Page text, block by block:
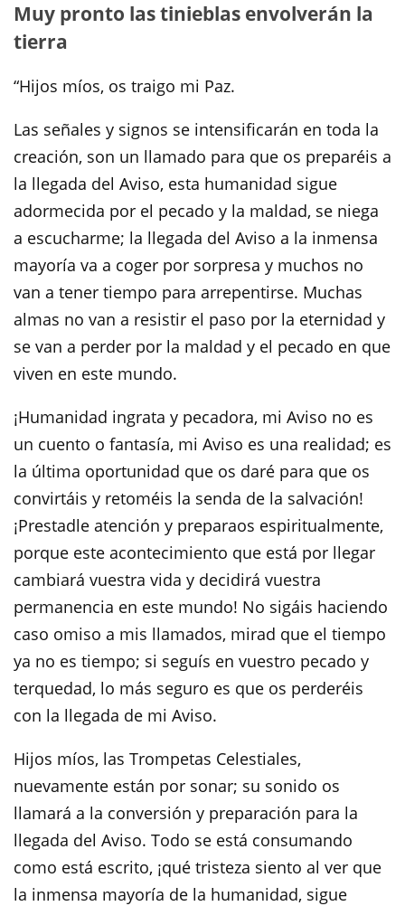
Muy pronto las tinieblas envolverán la
tierra
“Hijos míos, os traigo mi Paz.
Las señales y signos se intensificarán en toda la
creación, son un llamado para que os preparéis a
la llegada del Aviso, esta humanidad sigue
adormecida por el pecado y la maldad, se niega
a escucharme; la llegada del Aviso a la inmensa
mayoría va a coger por sorpresa y muchos no
van a tener tiempo para arrepentirse. Muchas
almas no van a resistir el paso por la eternidad y
se van a perder por la maldad y el pecado en que
viven en este mundo.
¡Humanidad ingrata y pecadora, mi Aviso no es
un cuento o fantasía, mi Aviso es una realidad; es
la última oportunidad que os daré para que os
convirtáis y retoméis la senda de la salvación!
¡Prestadle atención y preparaos espiritualmente,
porque este acontecimiento que está por llegar
cambiará vuestra vida y decidirá vuestra
permanencia en este mundo! No sigáis haciendo
caso omiso a mis llamados, mirad que el tiempo
ya no es tiempo; si seguís en vuestro pecado y
terquedad, lo más seguro es que os perderéis
con la llegada de mi Aviso.
Hijos míos, las Trompetas Celestiales,
nuevamente están por sonar; su sonido os
llamará a la conversión y preparación para la
llegada del Aviso. Todo se está consumando
como está escrito, ¡qué tristeza siento al ver que
la inmensa mayoría de la humanidad, sigue